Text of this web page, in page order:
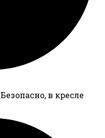
Безопасно, в кресле